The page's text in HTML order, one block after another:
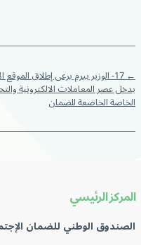
← 17- الوزير بيرم يرعى إطلاق
يدخل عصر المعاملات الالكترونية
الخاصة الخاضعة للضمان
المركز الرئيسي
الصندوق الوطني للضمان